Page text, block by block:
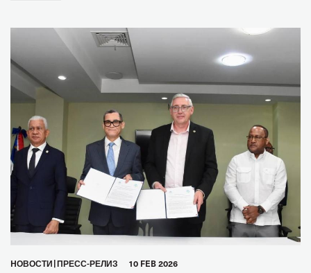
HОВОСТИ ПРЕСС-РЕЛИЗ 10 FEB 2026